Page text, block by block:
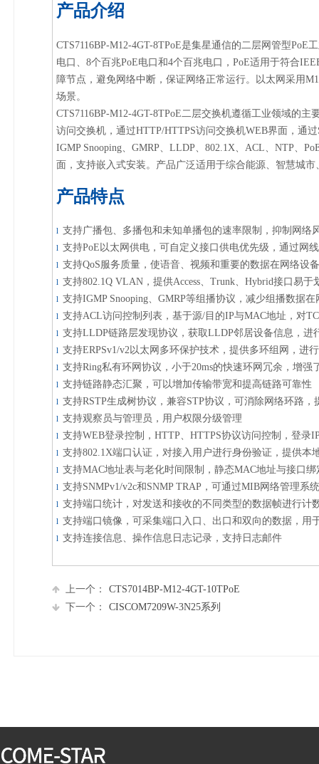
产品介绍
CTS7116BP-M12-4GT-8TPoE是集星通信的二层网管型
电口、8个百兆PoE电口和4个百兆电口，PoE适用于符合
障节点，避免网络中断，保证网络正常运行。以太网采用
场景。
CTS7116BP-M12-4GT-8TPoE二层交换机遵循工业领域的
访问交换机，通过HTTP/HTTPS访问交换机WEB界面，通
IGMP Snooping、GMRP、LLDP、802.1X、ACL、NTP、
面，支持嵌入式安装。产品广泛适用于综合能源、智慧城
产品特点
l 支持广播包、多播包和未知单播包的速率限制，抑制网络
l 支持PoE以太网供电，可自定义接口供电优先级，通过网
l 支持QoS服务质量，使语音、视频和重要的数据在网络设
l 支持802.1Q VLAN，提供Access、Trunk、Hybrid接口易
l 支持IGMP Snooping、GMRP等组播协议，减少组播数据
l 支持ACL访问控制列表，基于源/目的IP与MAC地址，对
l 支持LLDP链路层发现协议，获取LLDP邻居设备信息，进
l 支持ERPSv1/v2以太网多环保护技术，提供多环组网，进
l 支持Ring私有环网协议，小于20ms的快速环网冗余，增强
l 支持链路静态汇聚，可以增加传输带宽和提高链路可靠性
l 支持RSTP生成树协议，兼容STP协议，可消除网络环路，
l 支持观察员与管理员，用户权限分级管理
l 支持WEB登录控制，HTTP、HTTPS协议访问控制，登录
l 支持802.1X端口认证，对接入用户进行身份验证，提供本
l 支持MAC地址表与老化时间限制，静态MAC地址与接口
l 支持SNMPv1/v2c和SNMP TRAP，可通过MIB网络管理系
l 支持端口统计，对发送和接收的不同类型的数据帧进行计
l 支持端口镜像，可采集端口入口、出口和双向的数据，用
l 支持连接信息、操作信息日志记录，支持日志邮件
上一个：
CTS7014BP-M12-4GT-10TPoE
下一个：
CISCOM7209W-3N25系列